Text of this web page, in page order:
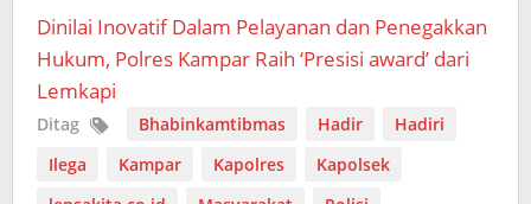
Dinilai Inovatif Dalam Pelayanan dan Penegakkan
Hukum, Polres Kampar Raih ‘Presisi award’ dari
Lemkapi
Ditag Bhabinkamtibmas Hadir
Hadiri
Ilega
Kampar Kapolres
Kapolsek